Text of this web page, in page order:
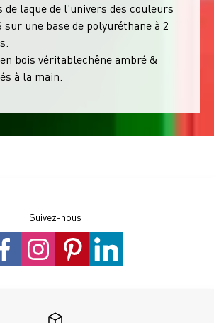
de laque de l'univers des couleurs
sur une base de polyuréthane à 2
bois véritablechêne ambré &
à la main.
Suivez-nous